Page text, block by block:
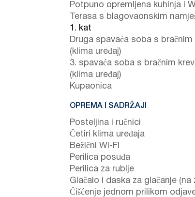
Potpuno opremljena kuhinja i
Terasa s blagovaonskim
1. kat
Druga spavaća soba s
(klima uređaj)
3. spavaća soba s bračnim
(klima uređaj)
Kupaonica
OPREMA I SADRŽAJI
Posteljina i ručnici
Četiri klima uređaja
Bežični Wi-Fi
Perilica posuđa
Perilica za rublje
Glačalo i daska za glačanje (na
Čišćenje jednom prilikom